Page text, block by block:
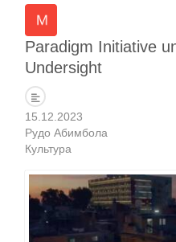
Paradigm Initiative
Undersight
15.12.2023
Рудо Абимбола
Культура